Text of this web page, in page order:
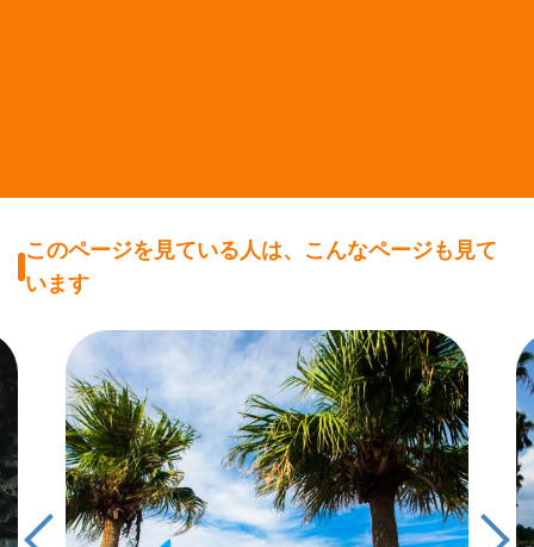
このページを見ている人は、こんなページも見て
います